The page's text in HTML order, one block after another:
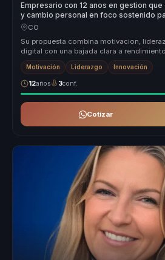
Empresario con 12 anos en gestion
y cambio personal en foco sostenido
CO
Su propuesta combina motivacion,
digital con una bajada clara a
temas que mucha...
Motivación Liderazgo Innovación
12años 3conf.
Cotizar